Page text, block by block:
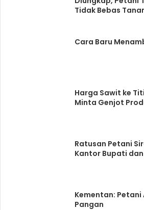
Tidak Bebas
Cara Baru
Harga Sawit ke
Minta Genjot
Ratusan Petani
Kantor Bupati dan
Kementan:
Pangan